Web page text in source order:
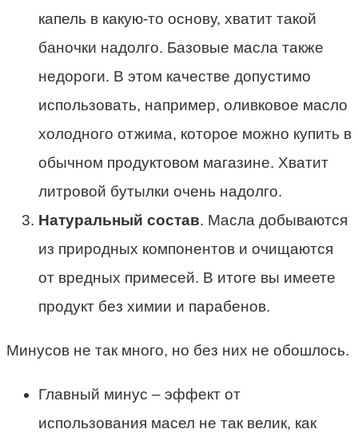
капель в какую-то основу, хватит такой
баночки надолго. Базовые масла также
недороги. В этом качестве допустимо
использовать, например, оливковое масло
холодного отжима, которое можно купить в
обычном продуктовом магазине. Хватит
литровой бутылки очень надолго.
Натуральный состав. Масла добываются
из природных компонентов и очищаются
от вредных примесей. В итоге вы имеете
продукт без химии и парабенов.
Минусов не так много, но без них не обошлось.
Главный минус – эффект от
использования масел не так велик, как